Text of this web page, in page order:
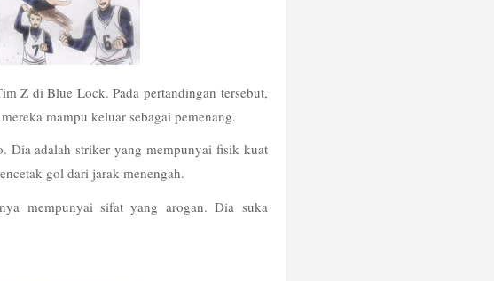
Z di Blue Lock. Pada pertandingan tersebut,
mampu keluar sebagai pemenang.
Dia adalah striker yang mempunyai fisik kuat
gol dari jarak menengah.
mempunyai sifat yang arogan. Dia suka